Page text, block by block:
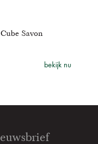
Savon
bekijk nu